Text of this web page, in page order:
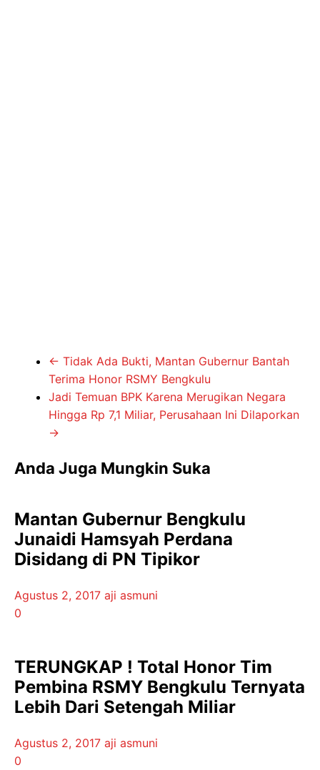
← Tidak Ada Bukti, Mantan Gubernur Bantah
Terima Honor RSMY Bengkulu
Jadi Temuan BPK Karena Merugikan Negara
Hingga Rp 7,1 Miliar, Perusahaan Ini Dilaporkan
→
Anda Juga Mungkin Suka
Mantan Gubernur Bengkulu
Junaidi Hamsyah Perdana
Disidang di PN Tipikor
Agustus 2, 2017 aji asmuni
0
TERUNGKAP ! Total Honor Tim
Pembina RSMY Bengkulu Ternyata
Lebih Dari Setengah Miliar
Agustus 2, 2017 aji asmuni
0